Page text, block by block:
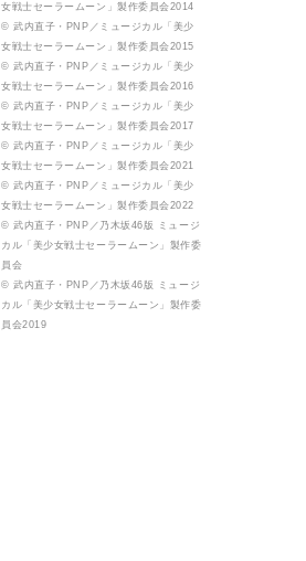
女戦士セーラームーン」製作委員会2014
© 武内直子・PNP／ミュージカル「美少
女戦士セーラームーン」製作委員会2015
© 武内直子・PNP／ミュージカル「美少
女戦士セーラームーン」製作委員会2016
© 武内直子・PNP／ミュージカル「美少
女戦士セーラームーン」製作委員会2017
© 武内直子・PNP／ミュージカル「美少
女戦士セーラームーン」製作委員会2021
© 武内直子・PNP／ミュージカル「美少
女戦士セーラームーン」製作委員会2022
© 武内直子・PNP／乃木坂46版 ミュージ
カル「美少女戦士セーラームーン」製作委
員会
© 武内直子・PNP／乃木坂46版 ミュージ
カル「美少女戦士セーラームーン」製作委
員会2019